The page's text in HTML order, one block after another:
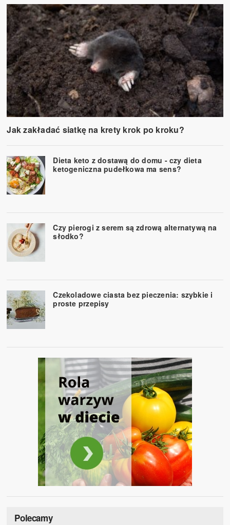
Jak zakładać siatkę na krety krok po kroku?
Dieta keto z dostawą do domu - czy dieta
ketogeniczna pudełkowa ma sens?
Czy pierogi z serem są zdrową alternatywą na
słodko?
Czekoladowe ciasta bez pieczenia: szybkie i
proste przepisy
Polecamy